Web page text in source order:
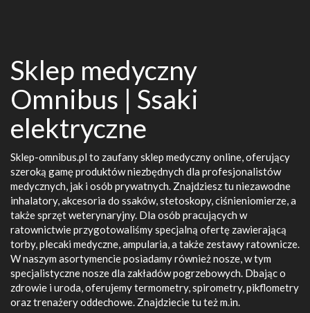
Sklep medyczny
Omnibus | Ssaki
elektryczne
Sklep-omnibus.pl to zaufany sklep medyczny online, oferujący
szeroką gamę produktów niezbędnych dla profesjonalistów
medycznych, jak i osób prywatnych. Znajdziesz tu niezawodne
inhalatory, akcesoria do ssaków, stetoskopy, ciśnieniomierze, a
także sprzęt weterynaryjny. Dla osób pracujących w
ratownictwie przygotowaliśmy specjalną ofertę zawierającą
torby, plecaki medyczne, ampularia, a także zestawy ratownicze.
W naszym asortymencie posiadamy również nosze, w tym
specjalistyczne nosze dla zakładów pogrzebowych. Dbając o
zdrowie i uroda, oferujemy termometry, spirometry, pikflometry
oraz trenażery oddechowe. Znajdziecie tu też m.in.